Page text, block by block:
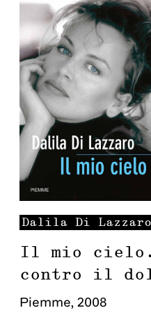
Dalila Di Lazzaro
Il mio
contro il
Piemme, 2008